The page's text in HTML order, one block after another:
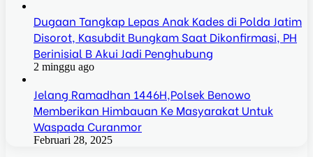
Dugaan Tangkap Lepas Anak Kades di Polda Jatim
Disorot, Kasubdit Bungkam Saat Dikonfirmasi, PH
Berinisial B Akui Jadi Penghubung
2 minggu ago
Jelang Ramadhan 1446H,Polsek Benowo
Memberikan Himbauan Ke Masyarakat Untuk
Waspada Curanmor
Februari 28, 2025